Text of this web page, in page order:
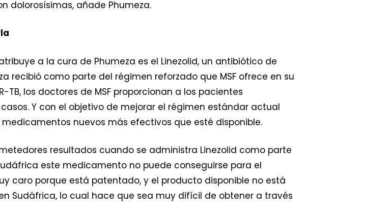
dolorosísimas, añade Phumeza.
a la cura de Phumeza es el Linezolid, un antibiótico de
recibió como parte del régimen reforzado que MSF ofrece en su
los doctores de MSF proporcionan a los pacientes
Y con el objetivo de mejorar el régimen estándar actual
nuevos más efectivos que esté disponible.
resultados cuando se administra Linezolid como parte
este medicamento no puede conseguirse para el
caro porque está patentado, y el producto disponible no está
Sudáfrica, lo cual hace que sea muy difícil de obtener a través